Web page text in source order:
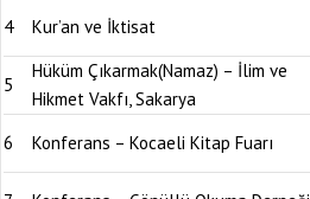
4
Kur’an ve İktisat
5
Hüküm Çıkarmak(Namaz) – İlim ve
Hikmet Vakfı, Sakarya
6
Konferans – Kocaeli Kitap Fuarı